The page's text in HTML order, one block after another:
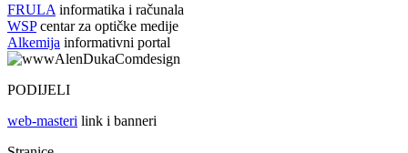
FRULA informatika i računala
WSPcentar za optičke medije
Alkemija informativni portal
PODIJELI
web-masteri link i banneri